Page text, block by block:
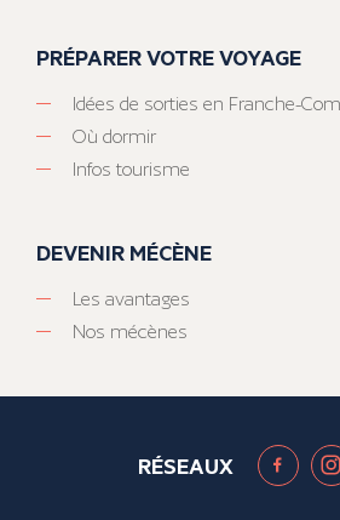
PRÉPARER VOTRE VOYAGE
Idées de sorties en Franche-
Où dormir
Infos tourisme
DEVENIR MÉCÈNE
Les avantages
Nos mécènes
RÉSEAUX